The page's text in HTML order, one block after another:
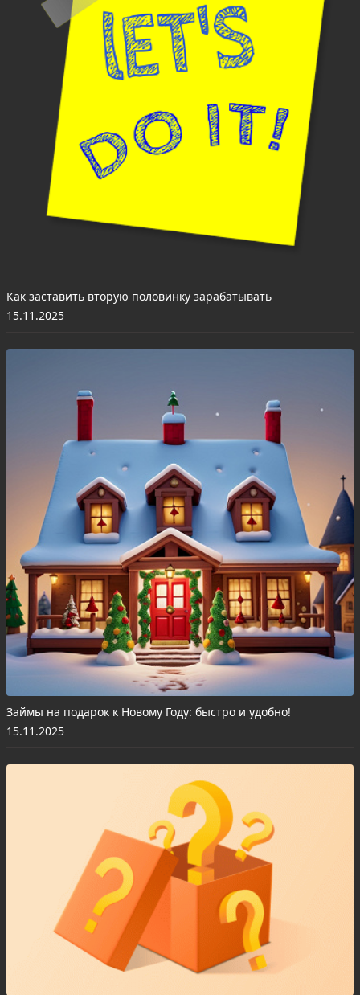
Как заставить вторую половинку зарабатывать
15.11.2025
Займы на подарок к Новому Году: быстро и удобно!
15.11.2025